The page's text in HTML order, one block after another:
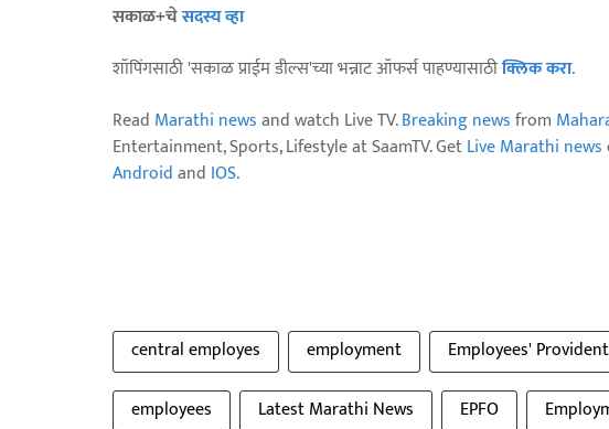
सकाळ+चेसदस्य व्हा
शॉपिंगसाठी 'सकाळ प्राईम डील्स'च्या भन्नाट ऑफर्स पाहण्यासाठीक्लिक करा.
Read Marathi newsand watch Live TV.Breaking newsfrom
Entertainment, Sports, Lifestyle at SaamTV. GetLive Marathi news
Androidand IOS.
central employes employment Employees'
employees
Latest Marathi News EPFO